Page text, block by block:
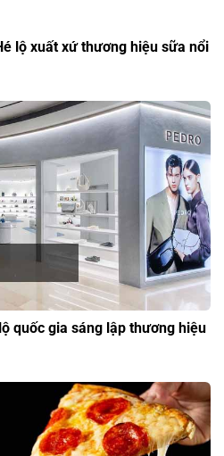
lộ xuất xứ thương hiệu sữa nổi
quốc gia sáng lập thương hiệu